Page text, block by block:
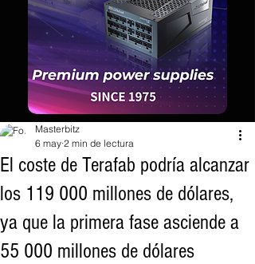
El coste de Terafab podría alcanzar
los 119 000 millones de dólares,
ya que la primera fase asciende a
55 000 millones de dólares
Masterbitz
6 may 2 min de lectura